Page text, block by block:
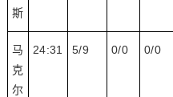
斯
马
克
尔
24:31 5/9 0/0 0/0